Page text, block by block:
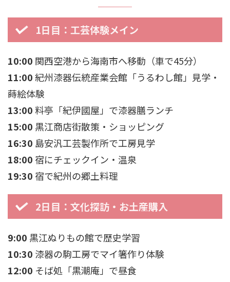
1日目：工芸体験メイン
10:00 関西空港から海南市へ移動（車で45分）
11:00紀州漆器伝統産業会館「うるわし館」見学・
蒔絵体験
13:00料亭「紀伊國屋」で漆器膳ランチ
15:00 黒江商店街散策・ショッピング
16:30 島安汎工芸製作所で工房見学
18:00 宿にチェックイン・温泉
19:30 宿で紀州の郷土料理
2日目：文化探訪・お土産購入
9:00 黒江ぬりもの館で歴史学習
10:30 漆器の駒工房でマイ箸作り体験
12:00 そば処「黒潮庵」で昼食